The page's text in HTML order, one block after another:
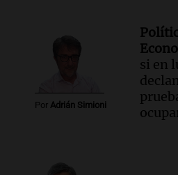
Episodios
Audio. Violento robo
Córdoba:
dinero y objetos de
Panorama Federal
Por Adrián Simioni
si en